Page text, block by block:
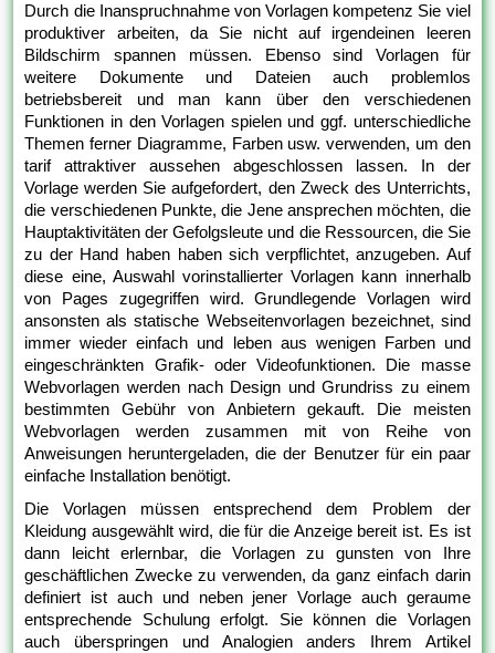
Durch die Inanspruchnahme von Vorlagen kompetenz Sie viel
produktiver arbeiten, da Sie nicht auf irgendeinen leeren
Bildschirm spannen müssen. Ebenso sind Vorlagen für
weitere Dokumente und Dateien auch problemlos
betriebsbereit und man kann über den verschiedenen
Funktionen in den Vorlagen spielen und ggf. unterschiedliche
Themen ferner Diagramme, Farben usw. verwenden, um den
tarif attraktiver aussehen abgeschlossen lassen. In der
Vorlage werden Sie aufgefordert, den Zweck des Unterrichts,
die verschiedenen Punkte, die Jene ansprechen möchten, die
Hauptaktivitäten der Gefolgsleute und die Ressourcen, die Sie
zu der Hand haben haben sich verpflichtet, anzugeben. Auf
diese eine, Auswahl vorinstallierter Vorlagen kann innerhalb
von Pages zugegriffen wird. Grundlegende Vorlagen wird
ansonsten als statische Webseitenvorlagen bezeichnet, sind
immer wieder einfach und leben aus wenigen Farben und
eingeschränkten Grafik- oder Videofunktionen. Die masse
Webvorlagen werden nach Design und Grundriss zu einem
bestimmten Gebühr von Anbietern gekauft. Die meisten
Webvorlagen werden zusammen mit von Reihe von
Anweisungen heruntergeladen, die der Benutzer für ein paar
einfache Installation benötigt.
Die Vorlagen müssen entsprechend dem Problem der
Kleidung ausgewählt wird, die für die Anzeige bereit ist. Es ist
dann leicht erlernbar, die Vorlagen zu gunsten von Ihre
geschäftlichen Zwecke zu verwenden, da ganz einfach darin
definiert ist auch und neben jener Vorlage auch geraume
entsprechende Schulung erfolgt. Sie können die Vorlagen
auch überspringen und Analogien anders Ihrem Artikel